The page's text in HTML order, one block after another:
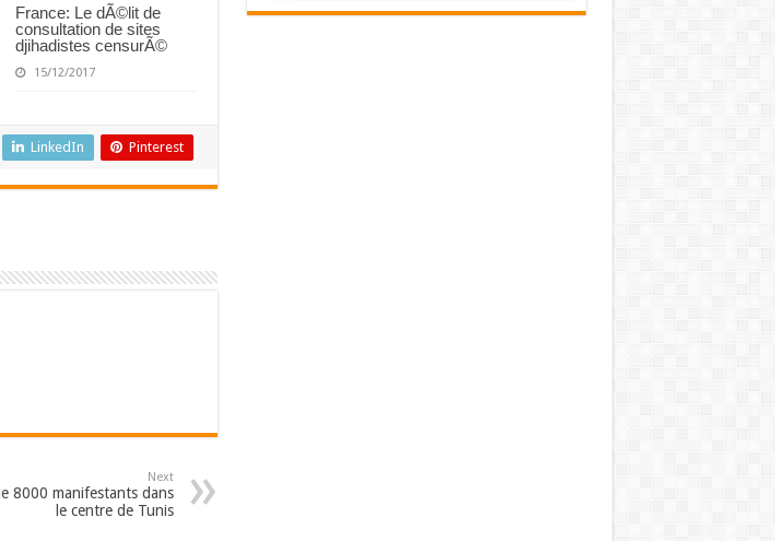
France: Le dÃ©lit de
consultation de sites
djihadistes censurÃ©
15/12/2017
LinkedIn Pinterest
Next
8000 manifestants dans
le centre de Tunis